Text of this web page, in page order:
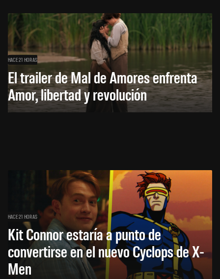
HACE 21 HORAS
El trailer de Mal de Amores enfrenta
Amor, libertad y revolución
HACE 21 HORAS
Kit Connor estaría a punto de
convertirse en el nuevo Cyclops de X-
Men